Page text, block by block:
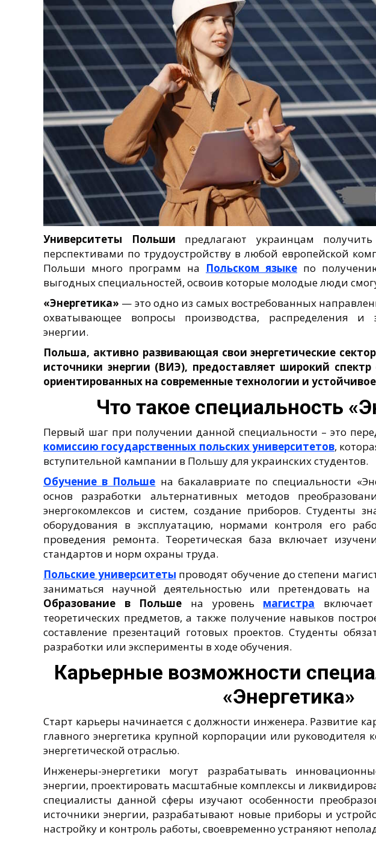
Университеты Польши предлагают украинцам
перспективами по трудоустройству в любой европейской
Польши много программ на Польском языке по
выгодных специальностей, освоив которые молодые люди
«Энергетика» — это одно из самых востребованных
охватывающее вопросы производства, распределения и
энергии.
Польша, активно развивающая свои энергетические
источники энергии (ВИЭ), предоставляет широкий
ориентированных на современные технологии и
Что такое специальность
Первый шаг при получении данной специальности – это
комиссию государственных польских университетов,
вступительной кампании в Польшу для украинских студентов.
Обучение в Польше на бакалавриате по специальности
основ разработки альтернативных методов
энергокомлексов и систем, создание приборов. Студенты
оборудования в эксплуатацию, нормами контроля его
проведения ремонта. Теоретическая база включает
стандартов и норм охраны труда.
Польские университеты проводят обучение до степени
заниматься научной деятельностью или претендовать
Образование в Польше на уровень магистра
теоретических предметов, а также получение навыков
составление презентаций готовых проектов. Студенты
разработки или эксперименты в ходе обучения.
Карьерные возможности
«Энергетика»
Старт карьеры начинается с должности инженера. Развитие
главного энергетика крупной корпорации или руководителя
энергетической отраслью.
Инженеры-энергетики могут разрабатывать
энергии, проектировать масштабные комплексы и
специалисты данной сферы изучают особенности
источники энергии, разрабатывают новые приборы и
настройку и контроль работы, своевременно устраняют